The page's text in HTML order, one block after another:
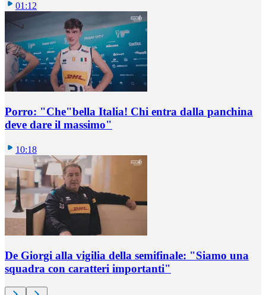
01:12
Porro: "Che"bella Italia! Chi entra dalla panchina
deve dare il massimo"
10:18
De Giorgi alla vigilia della semifinale: "Siamo una
squadra con caratteri importanti"